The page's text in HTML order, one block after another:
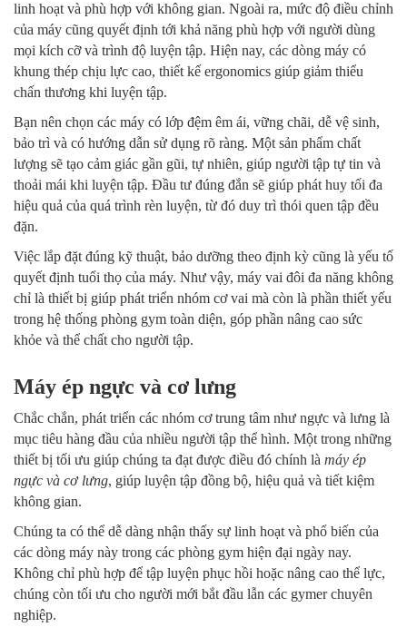
linh hoạt và phù hợp với không gian. Ngoài ra, mức độ điều chỉnh
của máy cũng quyết định tới khả năng phù hợp với người dùng
mọi kích cỡ và trình độ luyện tập. Hiện nay, các dòng máy có
khung thép chịu lực cao, thiết kế ergonomics giúp giảm thiểu
chấn thương khi luyện tập.
Bạn nên chọn các máy có lớp đệm êm ái, vững chãi, dễ vệ sinh,
bảo trì và có hướng dẫn sử dụng rõ ràng. Một sản phẩm chất
lượng sẽ tạo cảm giác gần gũi, tự nhiên, giúp người tập tự tin và
thoải mái khi luyện tập. Đầu tư đúng đắn sẽ giúp phát huy tối đa
hiệu quả của quá trình rèn luyện, từ đó duy trì thói quen tập đều
đặn.
Việc lắp đặt đúng kỹ thuật, bảo dưỡng theo định kỳ cũng là yếu tố
quyết định tuổi thọ của máy. Như vậy, máy vai đôi đa năng không
chỉ là thiết bị giúp phát triển nhóm cơ vai mà còn là phần thiết yếu
trong hệ thống phòng gym toàn diện, góp phần nâng cao sức
khỏe và thể chất cho người tập.
Máy ép ngực và cơ lưng
Chắc chắn, phát triển các nhóm cơ trung tâm như ngực và lưng là
mục tiêu hàng đầu của nhiều người tập thể hình. Một trong những
thiết bị tối ưu giúp chúng ta đạt được điều đó chính là máy ép
ngực và cơ lưng, giúp luyện tập đồng bộ, hiệu quả và tiết kiệm
không gian.
Chúng ta có thể dễ dàng nhận thấy sự linh hoạt và phổ biến của
các dòng máy này trong các phòng gym hiện đại ngày nay.
Không chỉ phù hợp để tập luyện phục hồi hoặc nâng cao thể lực,
chúng còn tối ưu cho người mới bắt đầu lẫn các gymer chuyên
nghiệp.